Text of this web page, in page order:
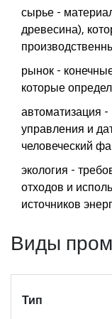
сырье -
древесина),
рынок -
которые
автоматизация -
управления и
человеческий
экология -
отходов и
источников
Виды
Тип